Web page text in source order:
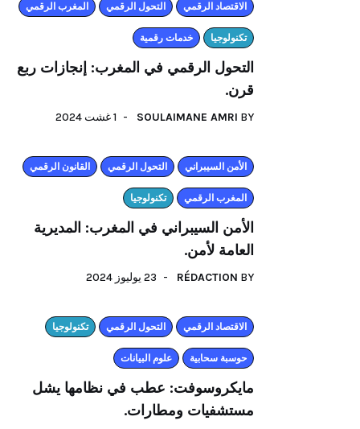
اﻻقتصاد الرقمي التحول الرقمي المغرب الرقمي
تكنولوجيا خدمات رقمية
التحول الرقمي في المغرب: إنجازات ربع
قرن.
BY
SOULAIMANE AMRI 1 غشت 2024
الأمن السيبراني التحول الرقمي القانون الرقمي
المغرب الرقمي تكنولوجيا
الأمن السيبراني في المغرب: المديرية
العامة لأمن.
BY
RÉDACTION 23 يوليوز 2024
اﻻقتصاد الرقمي التحول الرقمي تكنولوجيا
حوسبة سحابية علوم البيانات
مايكروسوفت: عطب في نظامها يشل
مستشفيات ومطارات.